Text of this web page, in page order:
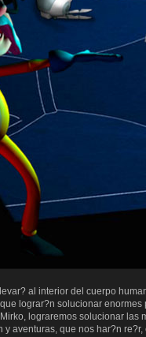
al interior del cuerpo
lograr?n solucionar
lograremos solucionar
aventuras, que nos har?n